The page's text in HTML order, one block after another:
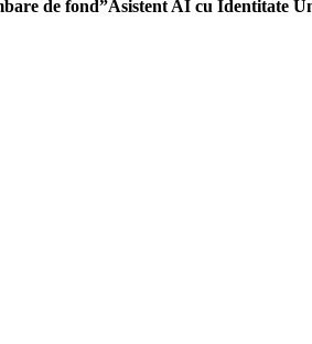
de fond”Asistent AI cu Identitate